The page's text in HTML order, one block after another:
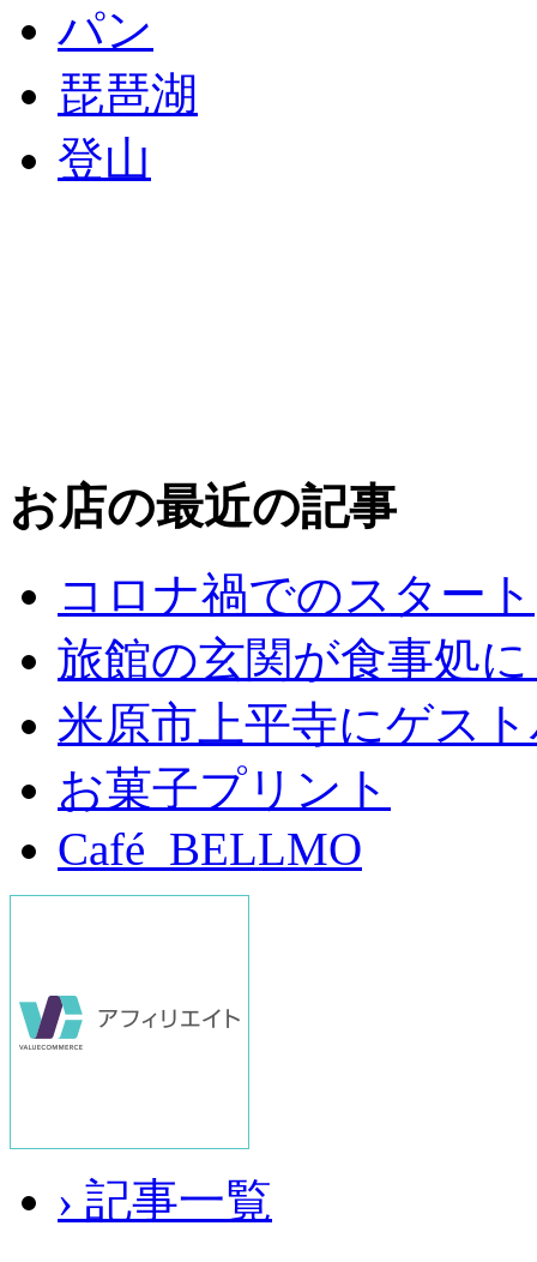
パン
琵琶湖
登山
お店の最近の記事
コロナ禍でのスタート
旅館の玄関が食事処
米原市上平寺にゲス
お菓子プリント
Café BELLMO
› 記事一覧